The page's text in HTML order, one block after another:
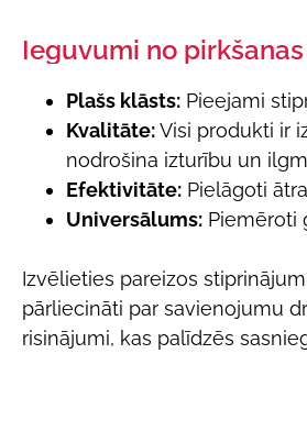
Ieguvumi no
Plašs klāsts: Pieejami
Kvalitāte:Visi produkti ir
nodrošina izturību un
Efektivitāte: Pielāgoti
Universālums: Piemēroti
Izvēlieties pareizos
pārliecināti par savienojumu
risinājumi, kas palīdzēs